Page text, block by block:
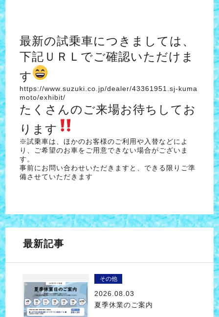
最新の試乗車につきましては、
下記ＵＲＬでご確認いただけま
す
https://www.suzuki.co.jp/dealer/43361951.sj-kuma
moto/exhibit/
たくさんのご来場お待ちしてお
ります
※試乗車は、ほかのお客様のご利用や入替などによ
り、ご希望のお車をご用意できない場合がございま
す。
事前にお問い合わせいただきますと、できる限りご準
備させていただきます
最新記事
その他
2026.08.03
夏季休業のご案内